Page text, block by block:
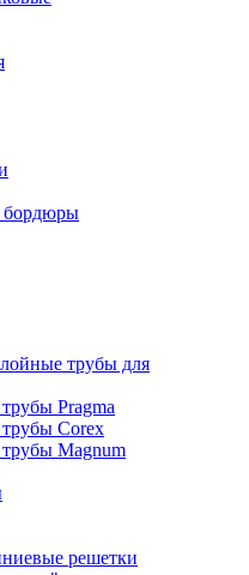
бордюры
трубы для
Pragma
Corex
Magnum
решетки